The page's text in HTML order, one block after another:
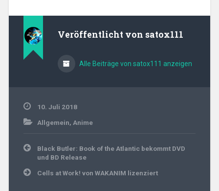
Veröffentlicht von satox111
Alle Beiträge von satox111 anzeigen
10. Juli 2018
Allgemein, Anime
Beitragsnavigation
Black Butler: Book of the Atlantic bekommt DVD
und BD Release
Cells at Work! von WAKANIM lizenziert